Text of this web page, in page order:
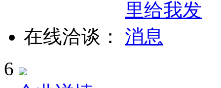
在线洽谈：
6